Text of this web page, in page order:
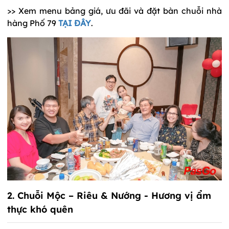
>> Xem menu bảng giá, ưu đãi và đặt bàn chuỗi nhà
hàng Phố 79 TẠI ĐÂY.
2. Chuỗi Mộc – Riêu & Nướng - Hương vị ẩm
thực khó quên